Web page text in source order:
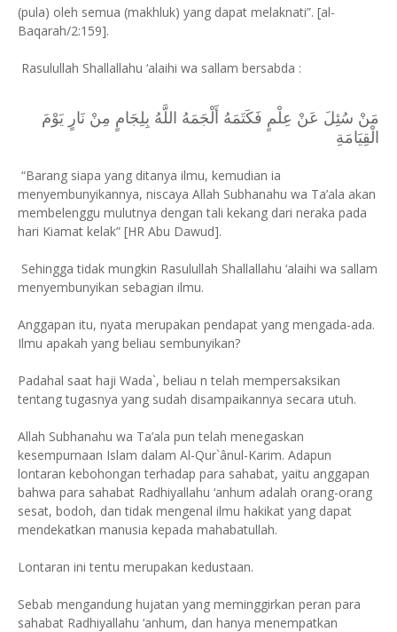
(pula) oleh semua (makhluk) yang dapat melaknati”. [al-
Baqarah/2:159].
Rasulullah Shallallahu ‘alaihi wa sallam bersabda :
الْقِيَامَةِ
“Barang siapa yang ditanya ilmu, kemudian ia
menyembunyikannya, niscaya Allah Subhanahu wa Ta’ala akan
membelenggu mulutnya dengan tali kekang dari neraka pada
hari Kiamat kelak” [HR Abu Dawud].
Sehingga tidak mungkin Rasulullah Shallallahu ‘alaihi wa sallam
menyembunyikan sebagian ilmu.
Anggapan itu, nyata merupakan pendapat yang mengada-ada.
Ilmu apakah yang beliau sembunyikan?
Padahal saat haji Wada`, beliau n telah mempersaksikan
tentang tugasnya yang sudah disampaikannya secara utuh.
Allah Subhanahu wa Ta’ala pun telah menegaskan
kesempurnaan Islam dalam Al-Qur`ânul-Karim. Adapun
lontaran kebohongan terhadap para sahabat, yaitu anggapan
bahwa para sahabat Radhiyallahu ‘anhum adalah orang-orang
sesat, bodoh, dan tidak mengenal ilmu hakikat yang dapat
mendekatkan manusia kepada mahabatullah.
Lontaran ini tentu merupakan kedustaan.
Sebab mengandung hujatan yang meminggirkan peran para
sahabat Radhiyallahu ‘anhum, dan hanya menempatkan